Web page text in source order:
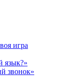
игра
язык?»
звонок»